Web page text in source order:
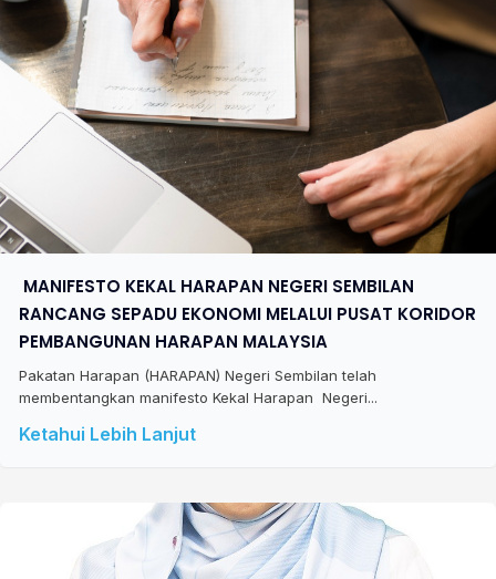
​ MANIFESTO KEKAL HARAPAN NEGERI SEMBILAN
RANCANG SEPADU EKONOMI MELALUI PUSAT KORIDOR
PEMBANGUNAN HARAPAN MALAYSIA
Pakatan Harapan (HARAPAN) Negeri Sembilan telah
membentangkan manifesto Kekal Harapan Negeri...
Ketahui Lebih Lanjut